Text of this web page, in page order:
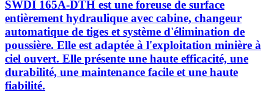
SWDI 165A-DTH est une foreuse de surface
entièrement hydraulique avec cabine, changeur
automatique de tiges et système d'élimination de
poussière. Elle est adaptée à l'exploitation minière à
ciel ouvert. Elle présente une haute efficacité, une
durabilité, une maintenance facile et une haute
fiabilité.